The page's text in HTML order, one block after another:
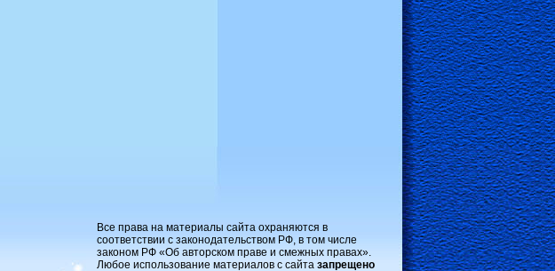
Все права на материалы сайта охраняются в
соответствии с законодательством РФ, в том числе
законом РФ «Об авторском праве и смежных правах».
Любое использование материалов с сайта запрещено